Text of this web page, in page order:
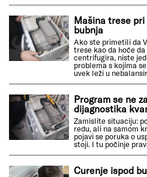
Mašina trese
bubnja
Ako ste primetili da
trese kao da hoće
centrifugira, niste
problema s kojima
uvek leži u
Program se ne
dijagnostika
Zamislite situaciju:
redu, ali na samom
pojavi se poruka o
stoji. I tu počinje
Curenje ispod